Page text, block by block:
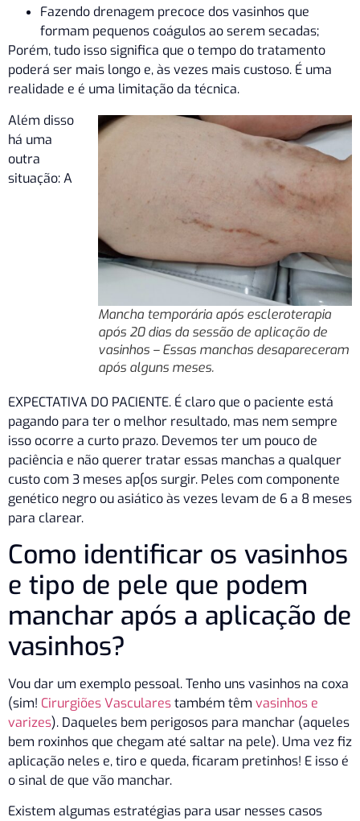
Fazendo drenagem precoce dos vasinhos que
formam pequenos coágulos ao serem secadas;
Porém, tudo isso significa que o tempo do tratamento
poderá ser mais longo e, às vezes mais custoso. É uma
realidade e é uma limitação da técnica.
Mancha temporária após escleroterapia
após 20 dias da sessão de aplicação de
vasinhos – Essas manchas desapareceram
após alguns meses.
Além disso
há uma
outra
situação: A
EXPECTATIVA DO PACIENTE. É claro que o paciente está
pagando para ter o melhor resultado, mas nem sempre
isso ocorre a curto prazo. Devemos ter um pouco de
paciência e não querer tratar essas manchas a qualquer
custo com 3 meses ap[os surgir. Peles com componente
genético negro ou asiático às vezes levam de 6 a 8 meses
para clarear.
Como identificar os vasinhos
e tipo de pele que podem
manchar após a aplicação de
vasinhos?
Vou dar um exemplo pessoal. Tenho uns vasinhos na coxa
(sim! Cirurgiões Vascularestambém têm vasinhos e
varizes). Daqueles bem perigosos para manchar (aqueles
bem roxinhos que chegam até saltar na pele). Uma vez fiz
aplicação neles e, tiro e queda, ficaram pretinhos! E isso é
o sinal de que vão manchar.
Existem algumas estratégias para usar nesses casos